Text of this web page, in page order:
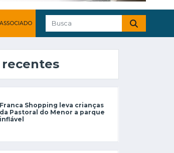
Franca Shopping leva crianças
da Pastoral do Menor a parque
inflável